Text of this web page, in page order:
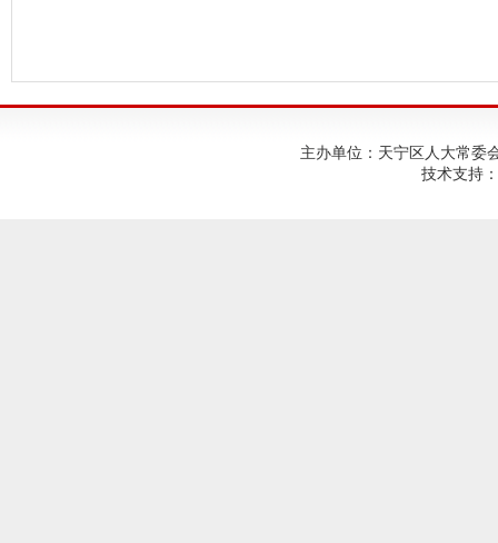
主办单位：天宁区人大常委
技术支持